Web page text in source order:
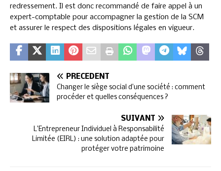
redressement. Il est donc recommandé de faire appel à un
expert-comptable pour accompagner la gestion de la SCM
et assurer le respect des dispositions légales en vigueur.
PRÉCÉDENT
Changer le siège social d’une société : comment
procéder et quelles conséquences ?
SUIVANT
L’Entrepreneur Individuel à Responsabilité
Limitée (EIRL) : une solution adaptée pour
protéger votre patrimoine